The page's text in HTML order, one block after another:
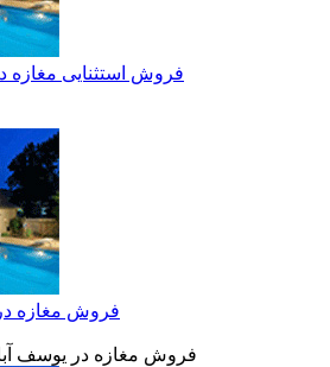
فروش استثنایی مغازه در
فروش مغازه در
فروش مغازه در یوسف آباد تهران 38